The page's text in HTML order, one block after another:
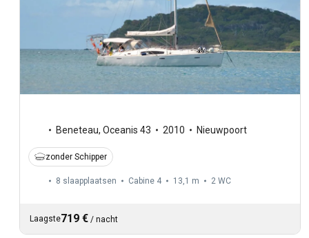
Beneteau, Oceanis 43 2010 Nieuwpoort
zonder Schipper
8 slaapplaatsen Cabine 4 13,1 m 2 WC
Laagste719 € / nacht